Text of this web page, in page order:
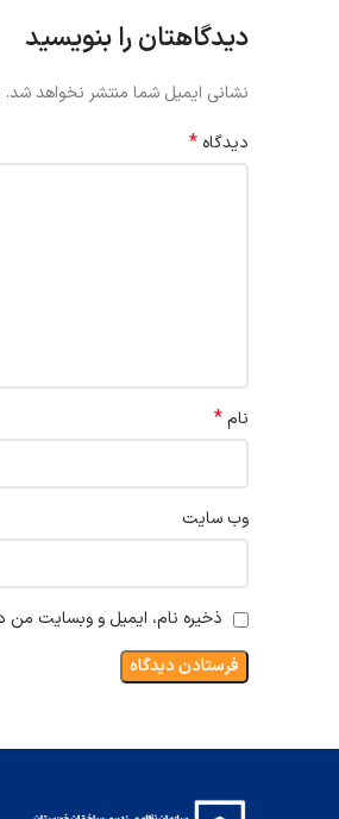
دیدگاهتان را بنویسید
نشانی ایمیل شما منتشر نخواهد شد.
دیدگاه *
نام*
وب‌ سایت
ذخیره نام، ایمیل و وبسایت من